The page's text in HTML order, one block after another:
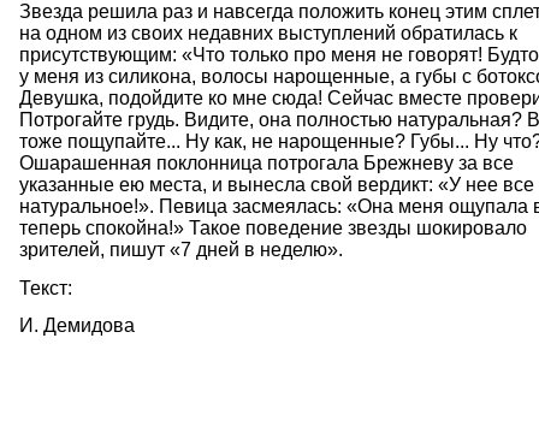
Звезда решила раз и навсегда положить конец этим
на одном из своих недавних выступлений обратилась к
присутствующим: «Что только про меня не говорят! Будто
у меня из силикона, волосы нарощенные, а губы с
Девушка, подойдите ко мне сюда! Сейчас вместе
Потрогайте грудь. Видите, она полностью натуральная?
тоже пощупайте... Ну как, не нарощенные? Губы... Ну
Ошарашенная поклонница потрогала Брежневу за все
указанные ею места, и вынесла свой вердикт: «У нее все
натуральное!». Певица засмеялась: «Она меня ощупала
теперь спокойна!» Такое поведение звезды шокировало
зрителей, пишут «7 дней в неделю».
Текст:
И. Демидова